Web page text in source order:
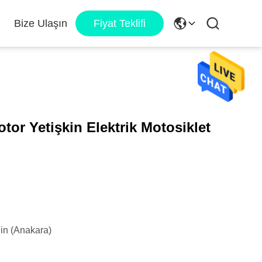
Bize Ulaşın Fiyat Teklifi
Yetişkin Elektrik Motosiklet
(Anakara)